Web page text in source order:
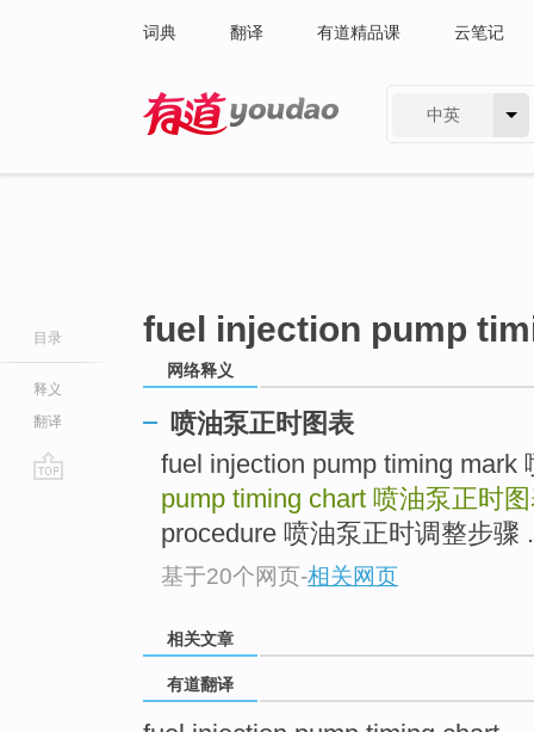
词典 翻译 有道精品课 云笔记
中英
目录
释义
翻译
fuel injection pump
网络释义
喷油泵正时图表
fuel injection pump timing mark
pump timing chart 喷油泵正时
procedure 喷油泵正时调整步骤
基于20个网页-相关网页
相关文章
有道翻译